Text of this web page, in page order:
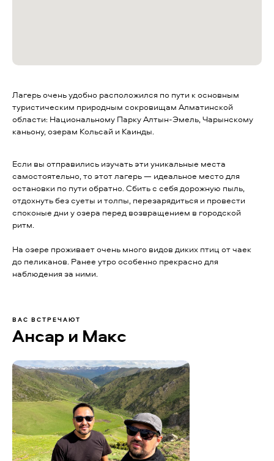
Лагерь очень удобно расположился по пути к основным
туристическим природным сокровищам Алматинской
области: Национальному Парку Алтын-Эмель, Чарынскому
каньону, озерам Кольсай и Каинды.
Если вы отправились изучать эти уникальные места
самостоятельно, то этот лагерь — идеальное место для
остановки по пути обратно. Сбить с себя дорожную пыль,
отдохнуть без суеты и толпы, перезарядиться и провести
споконые дни у озера перед возвращением в городской
ритм.
На озере проживает очень много видов диких птиц от чаек
до пеликанов. Ранее утро особенно прекрасно для
наблюдения за ними.
Ансар и Макс
ВАС ВСТРЕЧАЮТ